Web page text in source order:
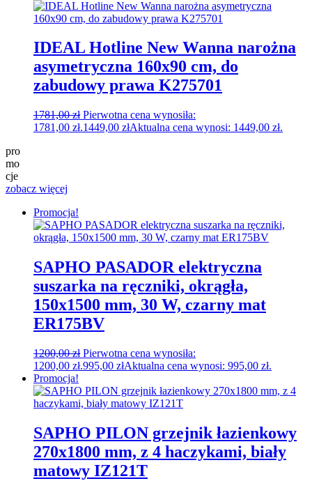
IDEAL Hotline New Wanna narożna
asymetryczna 160x90 cm, do
zabudowy prawa K275701
1781,00zł Pierwotna cena wynosiła:
1781,00 zł.1449,00 złAktualna cena wynosi: 1449,00 zł.
pro
mo
cje
zobacz więcej
Promocja!
SAPHO PASADOR elektryczna
suszarka na ręczniki, okrągła,
150x1500 mm, 30 W, czarny mat
ER175BV
1200,00zł Pierwotna cena wynosiła:
1200,00 zł.995,00 złAktualna cena wynosi: 995,00 zł.
Promocja!
SAPHO PILON grzejnik łazienkowy
270x1800 mm, z 4 haczykami, biały
matowy IZ121T